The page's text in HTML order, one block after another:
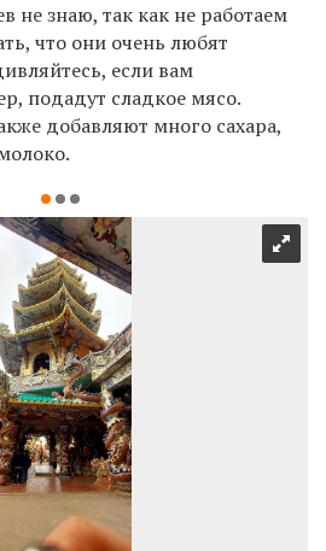
не знаю, так как не работаем
что они очень любят
если вам
подадут сладкое мясо.
добавляют много сахара,